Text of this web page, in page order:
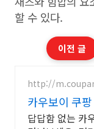
할 수 있다.
이전 글
http://
카우보이 쿠
답답함 없는 카